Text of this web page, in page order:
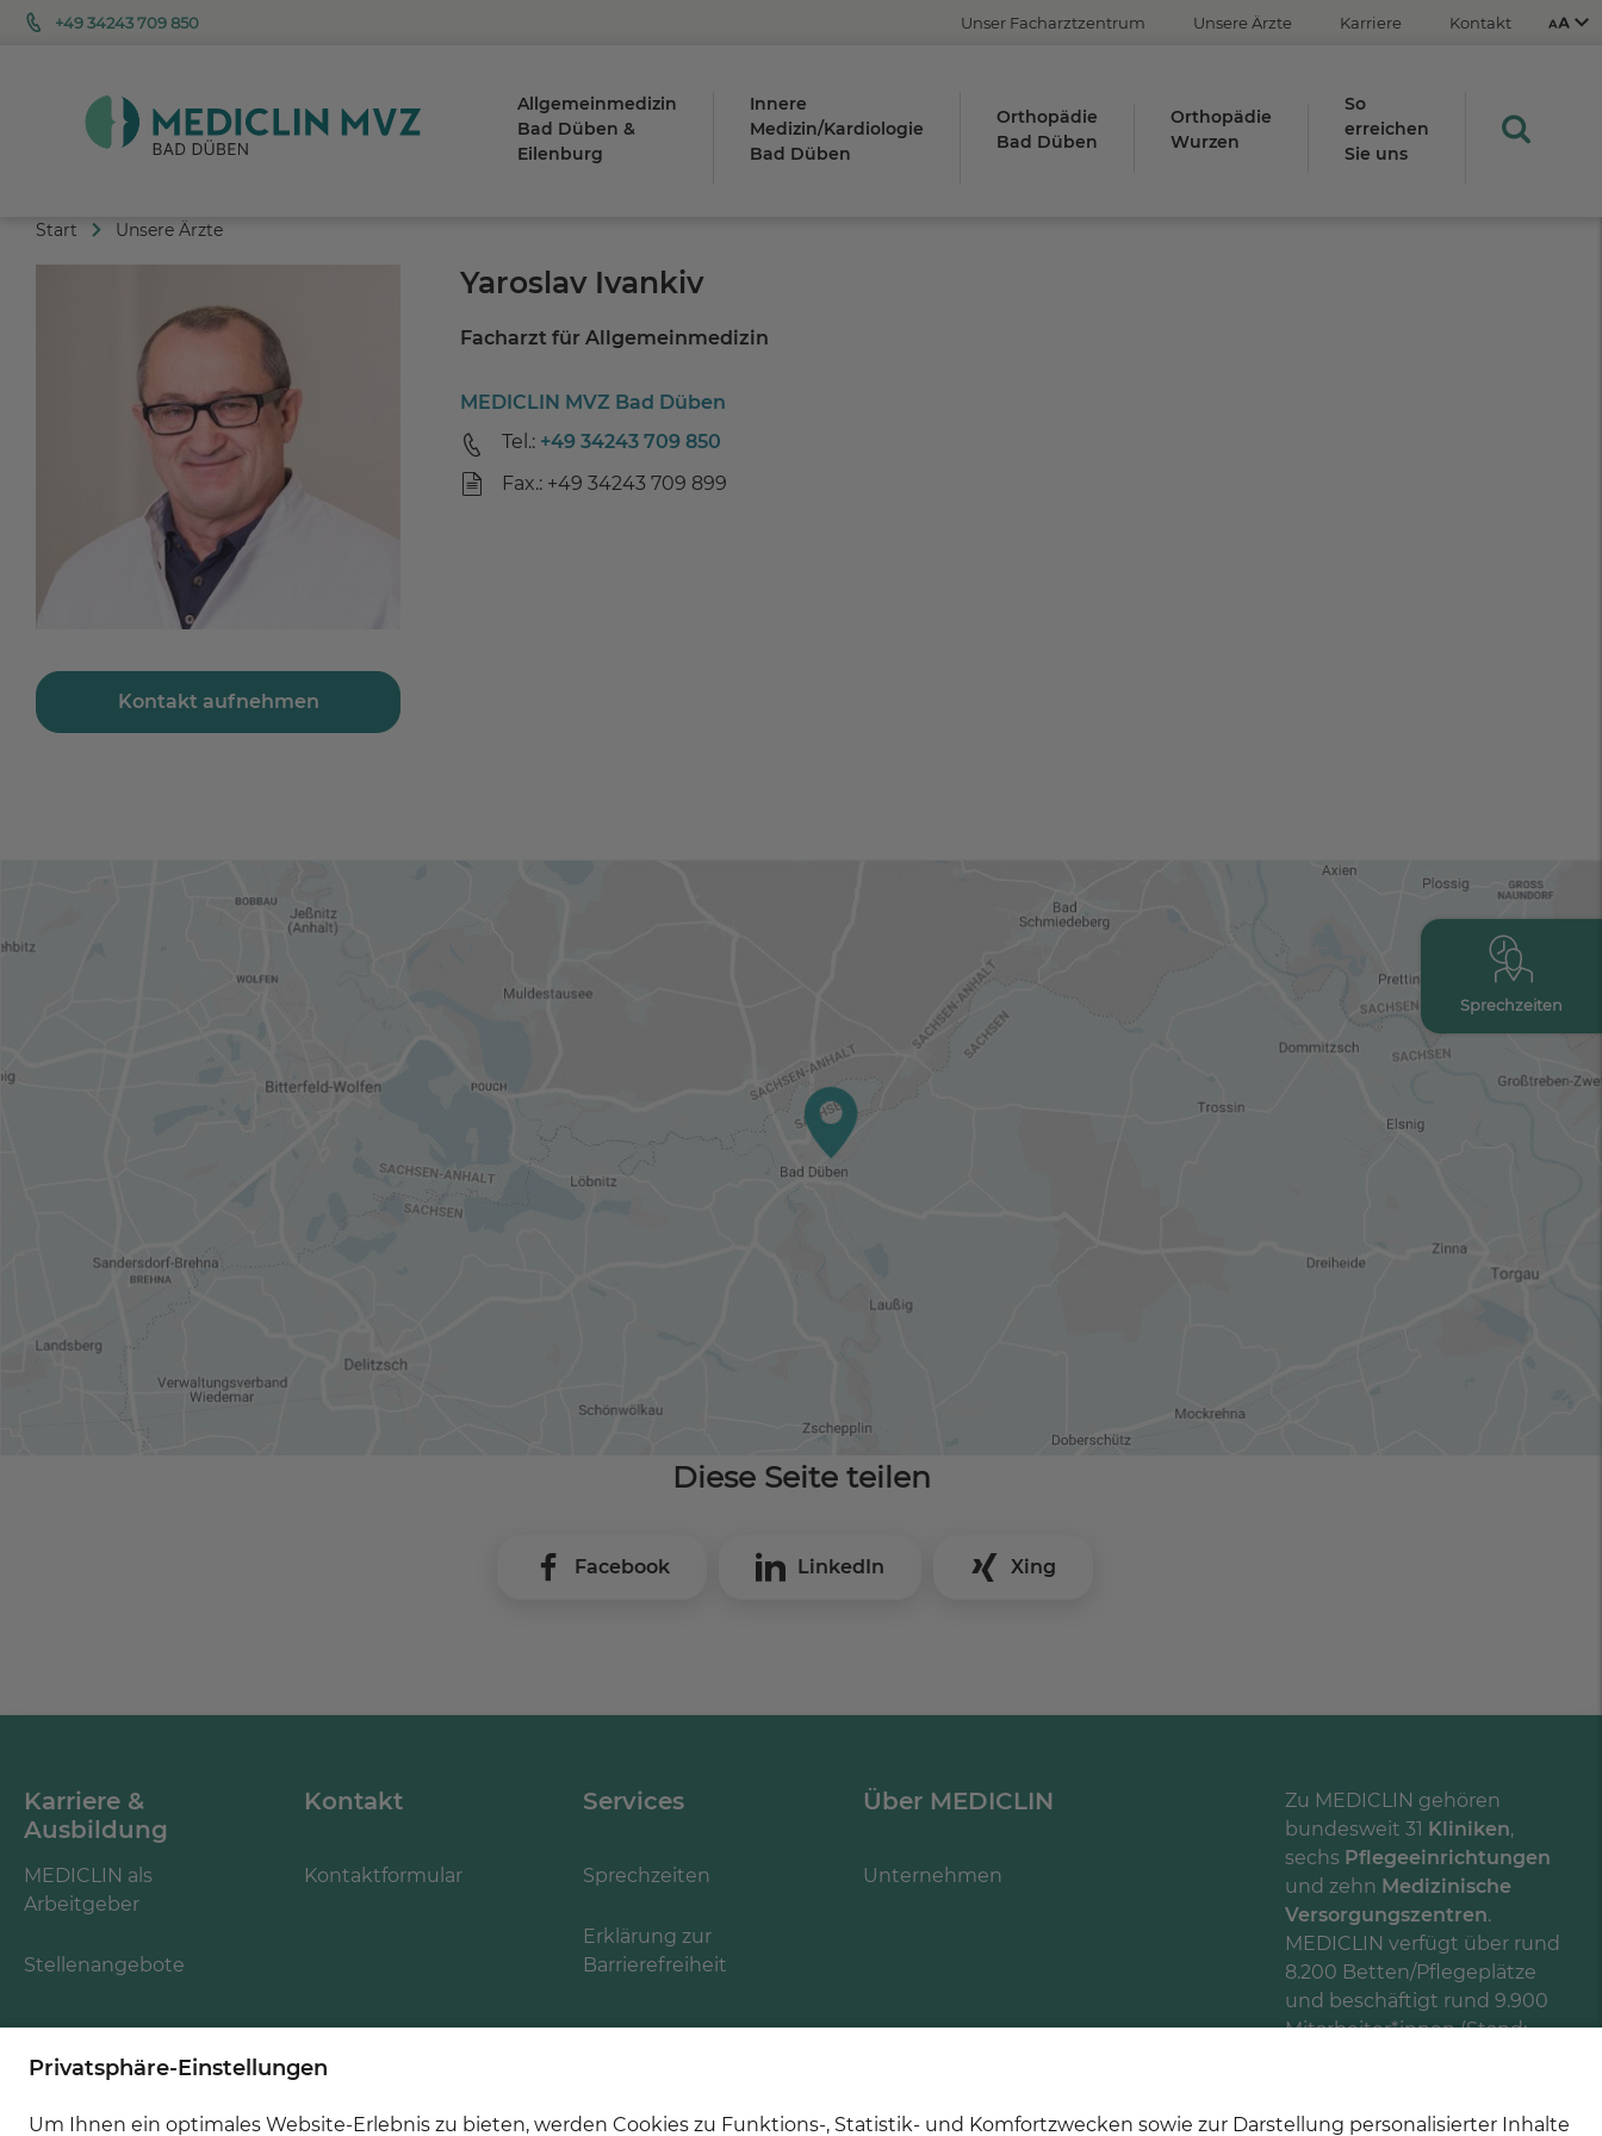
+49 34243 709 850 Unser Facharztzentrum Unsere Ärzte Karriere Kontakt
Allgemeinmedizin
Bad Düben &
Eilenburg
Innere
Medizin/Kardiologie
Bad Düben
Orthopädie
Bad Düben
Orthopädie
Wurzen
So
erreichen
Sie uns
Start Unsere Ärzte
Kontakt aufnehmen
Yaroslav Ivankiv
Facharzt für Allgemeinmedizin
MEDICLIN MVZ Bad Düben
Tel.: +49 34243 709 850
Fax.: +49 34243 709 899
Diese Seite teilen
Facebook LinkedIn Xing
Karriere &
Ausbildung
MEDICLIN als
Arbeitgeber
Stellenangebote
Kontakt
Kontaktformular
Services
Sprechzeiten
Erklärung zur
Barrierefreiheit
Über MEDICLIN
Unternehmen
Folgen Sie uns:
Zu MEDICLIN gehören
bundesweit 31 Kliniken,
sechs Pflegeeinrichtungen
und zehn Medizinische
Versorgungszentren.
MEDICLIN verfügt über rund
8.200 Betten/Pflegeplätze
und beschäftigt rund 9.900
Mitarbeiter*innen (Stand:
Sprechzeiten